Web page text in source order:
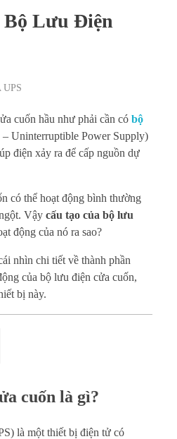
Bộ Lưu Điện
cuốn hầu như phải cần có bộ
– Uninterruptible Power Supply)
điện xảy ra để cấp nguồn dự
có thể hoạt động bình thường
Vậy cấu tạo của bộ lưu
động của nó ra sao?
nhìn chi tiết về thành phần
của bộ lưu điện cửa cuốn,
bị này.
cuốn là gì?
là một thiết bị điện tử có